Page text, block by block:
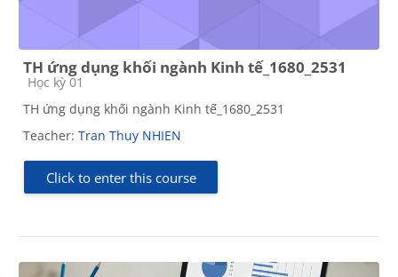
TH ứng dụng khối ngành Kinh tế_1680_2531
Course category
Học kỳ 01
TH ứng dụng khối ngành Kinh tế_1680_2531
Teacher: Tran Thuy NHIEN
Click to enter this course